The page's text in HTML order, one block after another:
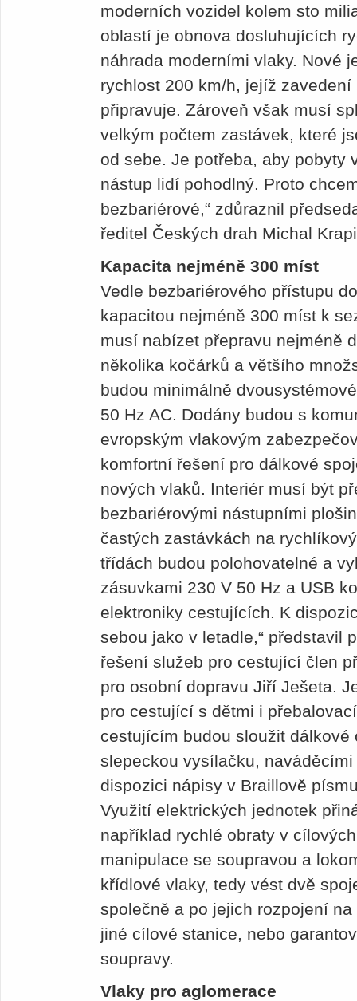
moderních vozidel kolem sto
oblastí je obnova dosluhujících
náhrada moderními vlaky. Nové
rychlost 200 km/h, jejíž
připravuje. Zároveň však musí
velkým počtem zastávek, které
od sebe. Je potřeba, aby pobyty
nástup lidí pohodlný. Proto
bezbariérové,“ zdůraznil
ředitel Českých drah Michal
Kapacita nejméně 300 míst
Vedle bezbariérového přístupu
kapacitou nejméně 300 míst k
musí nabízet přepravu nejméně
několika kočárků a většího
budou minimálně
50 Hz AC. Dodány budou s
evropským vlakovým
komfortní řešení pro dálkové
nových vlaků. Interiér musí být
bezbariérovými nástupními
častých zastávkách na
třídách budou polohovatelné a
zásuvkami 230 V 50 Hz a USB
elektroniky cestujících. K
sebou jako v letadle,“ představil
řešení služeb pro cestující člen
pro osobní dopravu Jiří Ješeta.
pro cestující s dětmi i
cestujícím budou sloužit
slepeckou vysílačku,
dispozici nápisy v Braillově
Využití elektrických jednotek
například rychlé obraty v
manipulace se soupravou a
křídlové vlaky, tedy vést dvě
společně a po jejich rozpojení
jiné cílové stanice, nebo
soupravy.
Vlaky pro aglomerace